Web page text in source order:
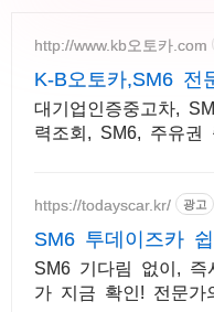
http://www.kb오토카.com
K-B오토카,SM6 전
대기업인증중고차,
력조회, SM6, 주유권
물전산연동
https://todayscar.kr/ 광고
SM6 투데이즈카
라인 견적
SM6 기다림 없이, 즉
가 지금 확인! 전문가